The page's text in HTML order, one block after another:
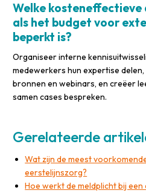
Welke
als het budget voor
beperkt is?
Organiseer interne
medewerkers hun expertise
bronnen en webinars, en creëer
samen cases bespreken.
Gerelateerde
Wat zijn de meest
eerstelijnszorg?
Hoe werkt de meldplicht bij een